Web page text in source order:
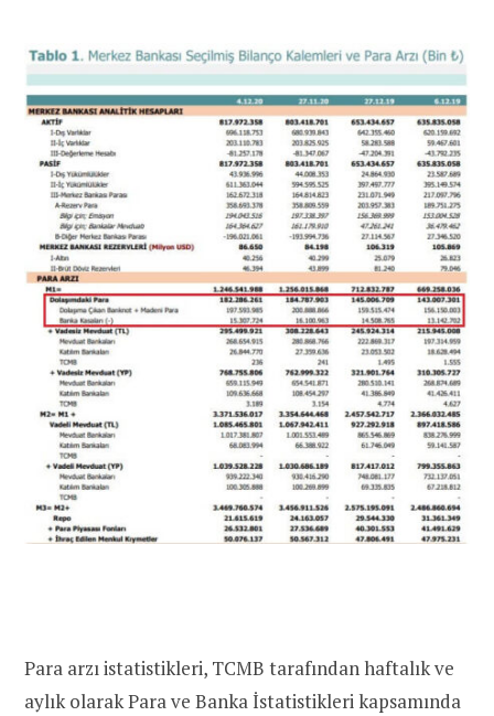
Para arzı istatistikleri, TCMB tarafından haftalık ve
aylık olarak Para ve Banka İstatistikleri kapsamında